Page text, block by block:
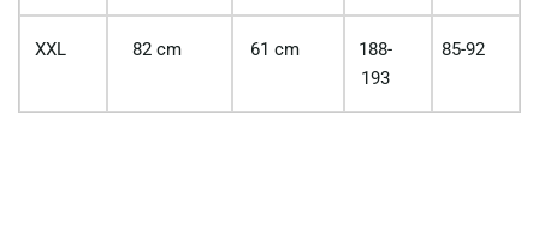
XXL 82 cm 61 cm
188-
193
85-92